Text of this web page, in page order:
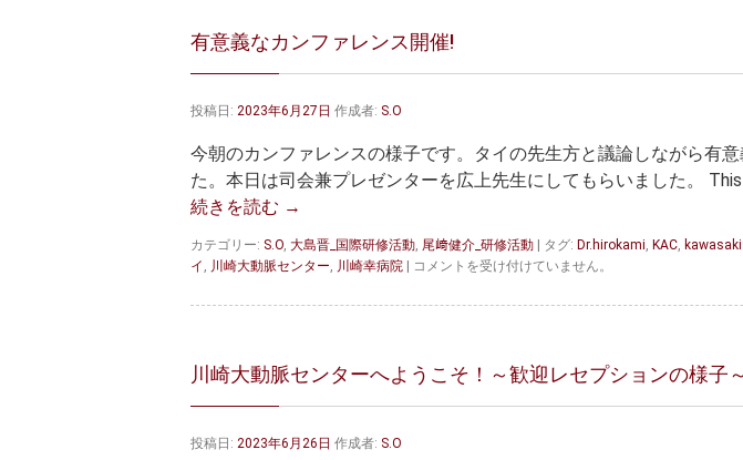
間
に
交
会
了
は
有意義なカンファレンス開催!
投稿日: 2023年6月27日 作成者: S.O
今朝のカンファレンスの様子です。タイの先生方と議論しながら有
た。本日は司会兼プレゼンターを広上先生にしてもらいました。
続きを読む →
カテゴリー: S.O, 大島晋_国際研修活動, 尾﨑健介_研修活動 タグ: Dr.hirokami, KAC,
イ , 川崎大動脈センター, 川崎幸病院
有
義
ン
フ
ァ
コメントを受け付けていません。
川崎大動脈センターへようこそ！～歓迎レセプションの様子～
投稿日: 2023年6月26日 作成者: S.O